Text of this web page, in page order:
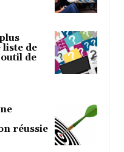
liste de
de
réussie